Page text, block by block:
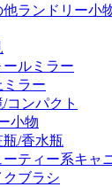
ランドリー小
ルミラー
ラー
ンパクト
小物
/香水瓶
ティー系キャ
ブラシ